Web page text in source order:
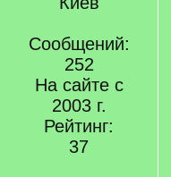
Сообщений:
252
На сайте с
2003 г.
Рейтинг:
37